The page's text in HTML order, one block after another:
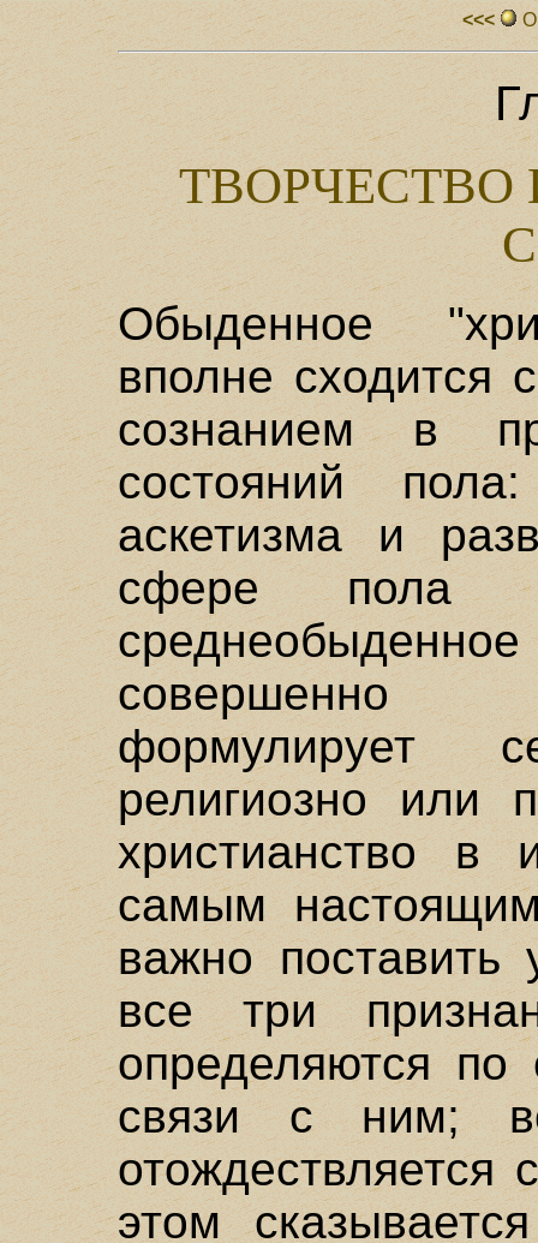
<<<
ТВОРЧЕСТВО
Обыденное
вполне сходится
сознанием в
состояний
аскетизма и
сфере пола
совершенно
формулирует
религиозно или
христианство в
самым
важно
все три
определяются по
связи с ним;
отождествляется
этом